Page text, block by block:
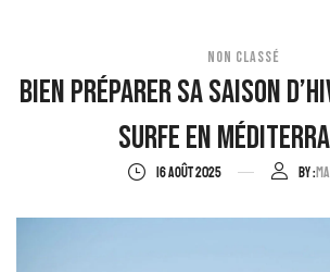
NON CLASSÉ
Bien Préparer Sa Saison
Surfe En
16 AOÛT 2025 By :